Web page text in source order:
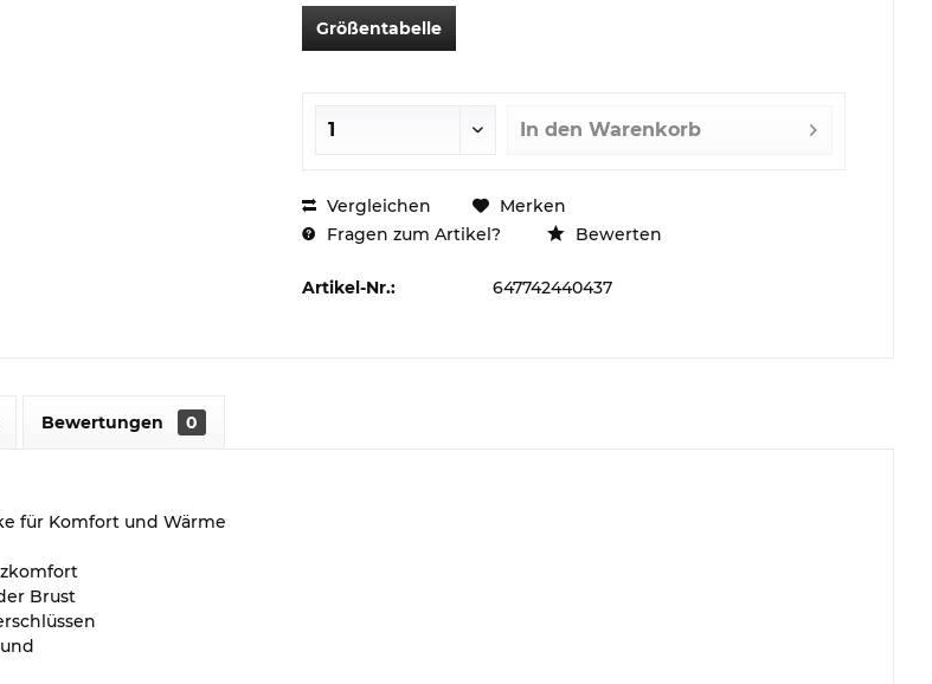
Größentabelle
In den Warenkorb
Vergleichen
Merken
Fragen zum Artikel?
Bewerten
Artikel-Nr.: 647742440437
Bewertungen 0
für Komfort und Wärme
Brust